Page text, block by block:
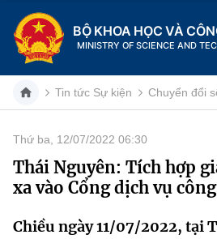
BỘ KHOA HỌC VÀ
MINISTRY OF SCIENCE AND
Danh mục
Trang chủ
Giới thiệu
Tin tức Sự kiện Chuyển đổi
Thứ ba, 12/07/2022 06:30
Thái Nguyên: Tích hợp
xa vào Cổng dịch vụ công
Chiều ngày 11/07/2022, tại